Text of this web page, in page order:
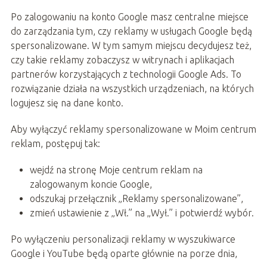
Po zalogowaniu na konto Google masz centralne miejsce
do zarządzania tym, czy reklamy w usługach Google będą
spersonalizowane. W tym samym miejscu decydujesz też,
czy takie reklamy zobaczysz w witrynach i aplikacjach
partnerów korzystających z technologii Google Ads. To
rozwiązanie działa na wszystkich urządzeniach, na których
logujesz się na dane konto.
Aby wyłączyć reklamy spersonalizowane w Moim centrum
reklam, postępuj tak:
wejdź na stronę Moje centrum reklam na
zalogowanym koncie Google,
odszukaj przełącznik „Reklamy spersonalizowane”,
zmień ustawienie z „Wł.” na „Wył.” i potwierdź wybór.
Po wyłączeniu personalizacji reklamy w wyszukiwarce
Google i YouTube będą oparte głównie na porze dnia,